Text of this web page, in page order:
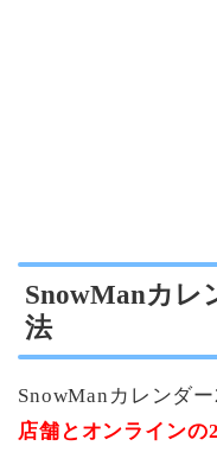
SnowManカレ
法
SnowManカレンダ
店舗とオンラインの